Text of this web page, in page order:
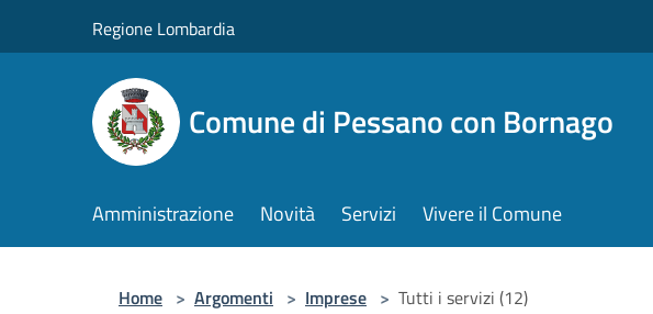
Regione Lombardia
Comune di Pessano con Bornago
Amministrazione Novità Servizi Vivere il Comune
Home > Argomenti > Imprese > Tutti i servizi (12)